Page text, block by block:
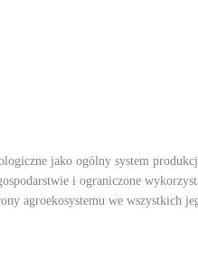
jako ogólny system
i ograniczone
agroekosystemu we wszystkich